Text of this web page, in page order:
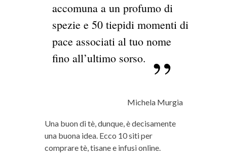
accomuna a un profumo di
spezie e 50 tiepidi momenti di
pace associati al tuo nome
fino all’ultimo sorso.
Michela Murgia
Una buon di tè, dunque, è decisamente
una buona idea. Ecco 10 siti per
comprare tè, tisane e infusi online.